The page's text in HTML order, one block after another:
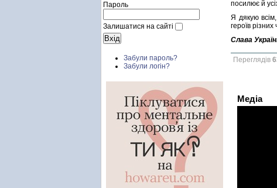
Пароль
Залишатися на сайті
Забули пароль?
Забули логін?
посилює й
Я дякую
героїв
Слава
Переглядів
Медіа